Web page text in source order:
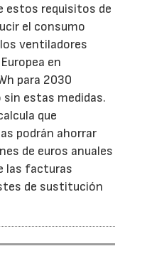
estos requisitos de
el consumo
ventiladores
en
para 2030
estas medidas.
que
podrán ahorrar
de euros anuales
las facturas
de sustitución